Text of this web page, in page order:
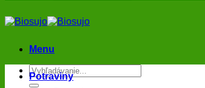
Menu
Hľadať:
Potraviny